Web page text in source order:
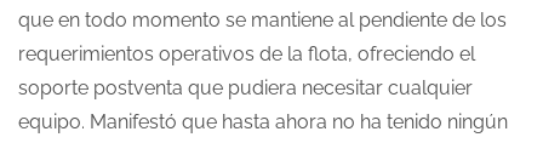
que en todo momento se mantiene al pendiente de los
requerimientos operativos de la flota, ofreciendo el
soporte postventa que pudiera necesitar cualquier
equipo. Manifestó que hasta ahora no ha tenido ningún